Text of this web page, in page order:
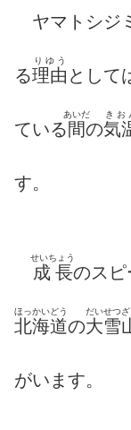
ヤマトシジ
る理由
りゆう
として
ている間
あいだ
の気
きお
す。
成長
せいちょう
のスピ
北海道
ほっかいどう
の大雪
だいせつざ
がいます。